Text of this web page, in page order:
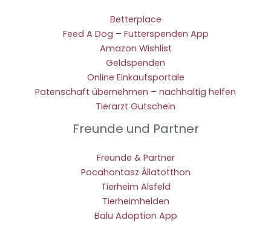
Betterplace
Feed A Dog – Futterspenden App
Amazon Wishlist
Geldspenden
Online Einkaufsportale
Patenschaft übernehmen – nachhaltig helfen
Tierarzt Gutschein
Freunde und Partner
Freunde & Partner
Pocahontasz Állatotthon
Tierheim Alsfeld
Tierheimhelden
Balu Adoption App